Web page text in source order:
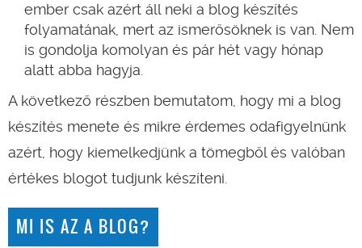
ember csak azért áll neki a blog készítés
folyamatának, mert az ismerősöknek is van. Nem
is gondolja komolyan és pár hét vagy hónap
alatt abba hagyja.
A következő részben bemutatom, hogy mi a blog
készítés menete és mikre érdemes odafigyelnünk
azért, hogy kiemelkedjünk a tömegből és valóban
értékes blogot tudjunk készíteni.
MI IS AZ A BLOG?